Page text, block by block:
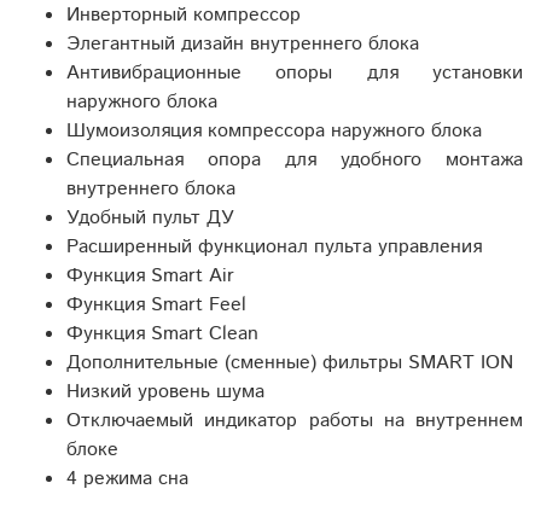
Инверторный компрессор
Элегантный дизайн внутреннего блока
Антивибрационные опоры для установки
наружного блока
Шумоизоляция компрессора наружного блока
Специальная опора для удобного монтажа
внутреннего блока
Удобный пульт ДУ
Расширенный функционал пульта управления
Функция Smart Air
Функция Smart Feel
Функция Smart Clean
Дополнительные (сменные) фильтры SMART ION
Низкий уровень шума
Отключаемый индикатор работы на внутреннем
блоке
4 режима сна